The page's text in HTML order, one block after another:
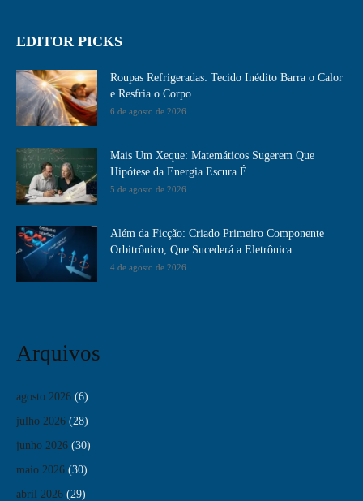
EDITOR PICKS
Roupas Refrigeradas: Tecido Inédito Barra o Calor
e Resfria o Corpo...
6 de agosto de 2026
Mais Um Xeque: Matemáticos Sugerem Que
Hipótese da Energia Escura É...
5 de agosto de 2026
Além da Ficção: Criado Primeiro Componente
Orbitrônico, Que Sucederá a Eletrônica...
4 de agosto de 2026
Arquivos
agosto 2026 (6)
julho 2026 (28)
junho 2026 (30)
maio 2026 (30)
abril 2026 (29)